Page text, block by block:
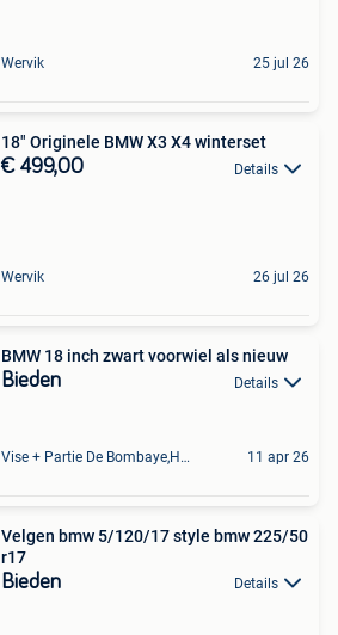
Wervik 25 jul 26
18" Originele BMW X3 X4 winterset
€ 499,00 Details
Wervik 26 jul 26
BMW 18 inch zwart voorwiel als nieuw
Bieden Details
Vise + Partie De Bombaye,Hac- Court, Hermalle-Ss-Argenteau 11 apr 26
Velgen bmw 5/120/17 style bmw 225/50
r17
Bieden Details